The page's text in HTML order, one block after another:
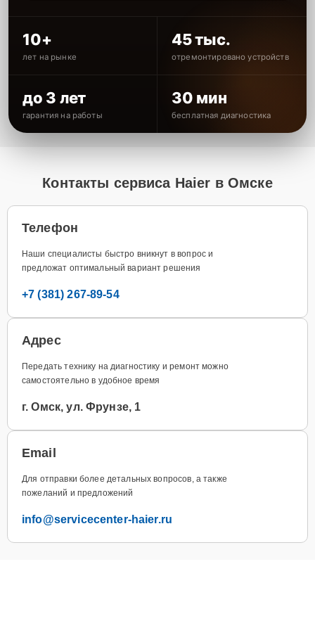
10+
лет на рынке
45 тыс.
отремонтировано устройств
до 3 лет
гарантия на работы
30 мин
бесплатная диагностика
Контакты сервиса Haier в Омске
Телефон
Наши специалисты быстро вникнут в вопрос и
предложат оптимальный вариант решения
+7 (381) 267-89-54
Адрес
Передать технику на диагностику и ремонт можно
самостоятельно в удобное время
г. Омск, ул. Фрунзе, 1
Email
Для отправки более детальных вопросов, а также
пожеланий и предложений
info@servicecenter-haier.ru